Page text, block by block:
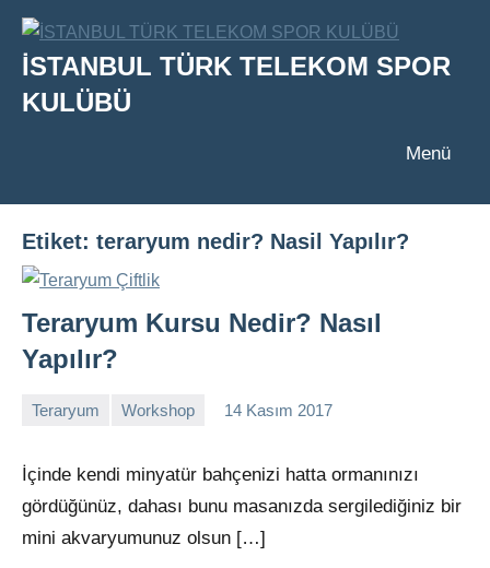
İçeriğe
İSTANBUL TÜRK TELEKOM SPOR
KULÜBÜ
Menü
Etiket: teraryum nedir? Nasil Yapılır?
Teraryum Kursu Nedir? Nasıl
Yapılır?
Teraryum Workshop 14 Kasım 2017
Yorum
İçinde kendi minyatür bahçenizi hatta ormanınızı
gördüğünüz, dahası bunu masanızda sergilediğiniz bir
mini akvaryumunuz olsun […]